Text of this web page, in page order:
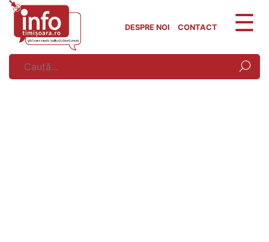
Skip
content
DESPRE NOI CONTACT